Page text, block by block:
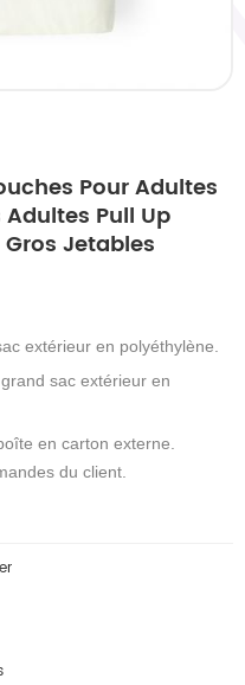
Pour Adultes
Pull Up
Jetables
extérieur en polyéthylène.
sac extérieur en
en carton externe.
du client.